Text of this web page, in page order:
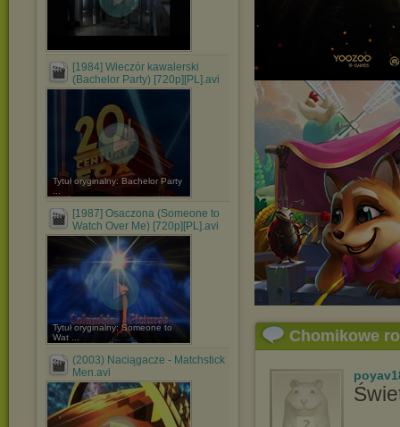
[1984] Wieczór kawalerski
(Bachelor Party) [720p][PL].avi
Tytuł oryginalny: Bachelor Party
[1987] Osaczona (Someone to
Watch Over Me) [720p][PL].avi
Tytuł oryginalny: Someone to
Wat ...
(2003) Naciągacze - Matchstick
Men.avi
Chomikowe